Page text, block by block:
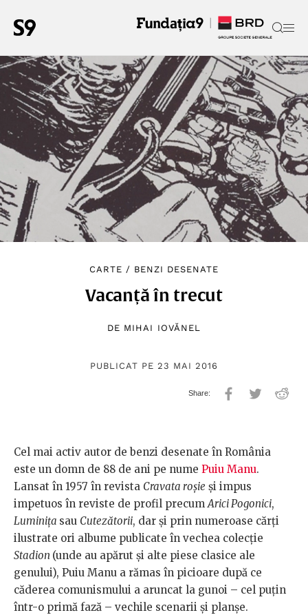
CARTE / BENZI DESENATE
Vacanță în trecut
DE MIHAI IOVĂNEL
PUBLICAT PE 23 MAI 2016
Cel mai activ autor de benzi desenate în România
este un domn de 88 de ani pe nume Puiu Manu.
Lansat în 1957 în revista Cravata roșie și impus
impetuos în reviste de profil precumArici Pogonici,
Luminița sau Cutezătorii, dar și prin numeroase cărți
ilustrate ori albume publicate în vechea colecție
Stadion (unde au apărut și alte piese clasice ale
genului), Puiu Manu a rămas în picioare după ce
căderea comunismului a aruncat la gunoi – cel puțin
într-o primă fază – vechile scenarii și planșe.